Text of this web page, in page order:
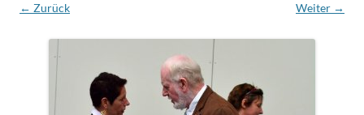
← Zurück Weiter →